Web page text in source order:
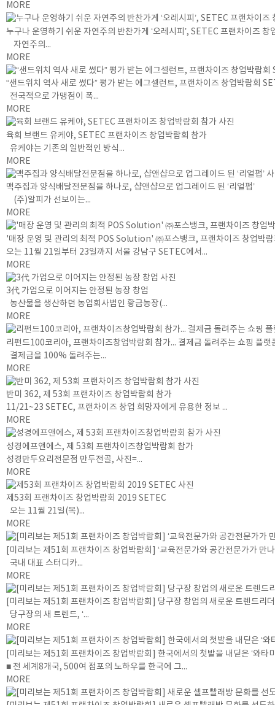
MORE
누구나 운영하기 쉬운 자연주의 반찬가게 ‘오레시피’, SETEC 프랜차이즈 창
자연주의...
MORE
“샌드위치 역사 새로 썼다” 평가 받는 에그셀런트, 프랜차이즈 창업박람회
전국적으로 가맹점이 폭...
MORE
육회 브랜드 유케야, SETEC 프랜차이즈 창업박람회 참가
유케야는 기존의 일반적인 방식...
MORE
맥주집과 양식배달전문점을 하나로, 샵앤샵으로 업그레이드 된 ‘리얼펍’
(주)알피가 선보이는...
MORE
'매장 운영 및 관리의 최적 POS Solution' ㈜포스뱅크, 프랜차이즈 창업박
오는 11월 21일부터 23일까지 서울 강남구 SETEC에서...
MORE
3代 가업으로 이어지는 안정된 농장 창업
농산물을 생산하던 농업회사법인 황금농장(...
MORE
리펀드100코리아, 프랜차이즈창업박람회 참가... 결제금 돌려주는 쇼핑 플랫
결제금을 100% 돌려주는...
MORE
반미 362, 제 53회 프랜차이즈 창업박람회 참가
11/21~23 SETEC, 프랜차이즈 창업 희망자에게 유용한 정보 ...
MORE
성경에프앤에스, 제 53회 프랜차이즈창업박람회 참가
성경만두요리전문점 만두전골, 사진=...
MORE
제53회 프랜차이즈 창업박람회 2019 SETEC
오는 11월 21일(목)...
MORE
[미리보는 제51회 프랜차이즈 창업박람회] ‘교육전문가와 공간전문가가 만
국내 대표 스터디카...
MORE
[미리보는 제51회 프랜차이즈 창업박람회] 당구장 창업의 새로운 트렌드리더
당구장의 새 트렌드, ‘...
MORE
[미리보는 제51회 프랜차이즈 창업박람회] 한국에서의 첫발을 내딛은 ‘와타
■ 전 세계8개국, 500여 점포의 노하우를 한국에 그...
MORE